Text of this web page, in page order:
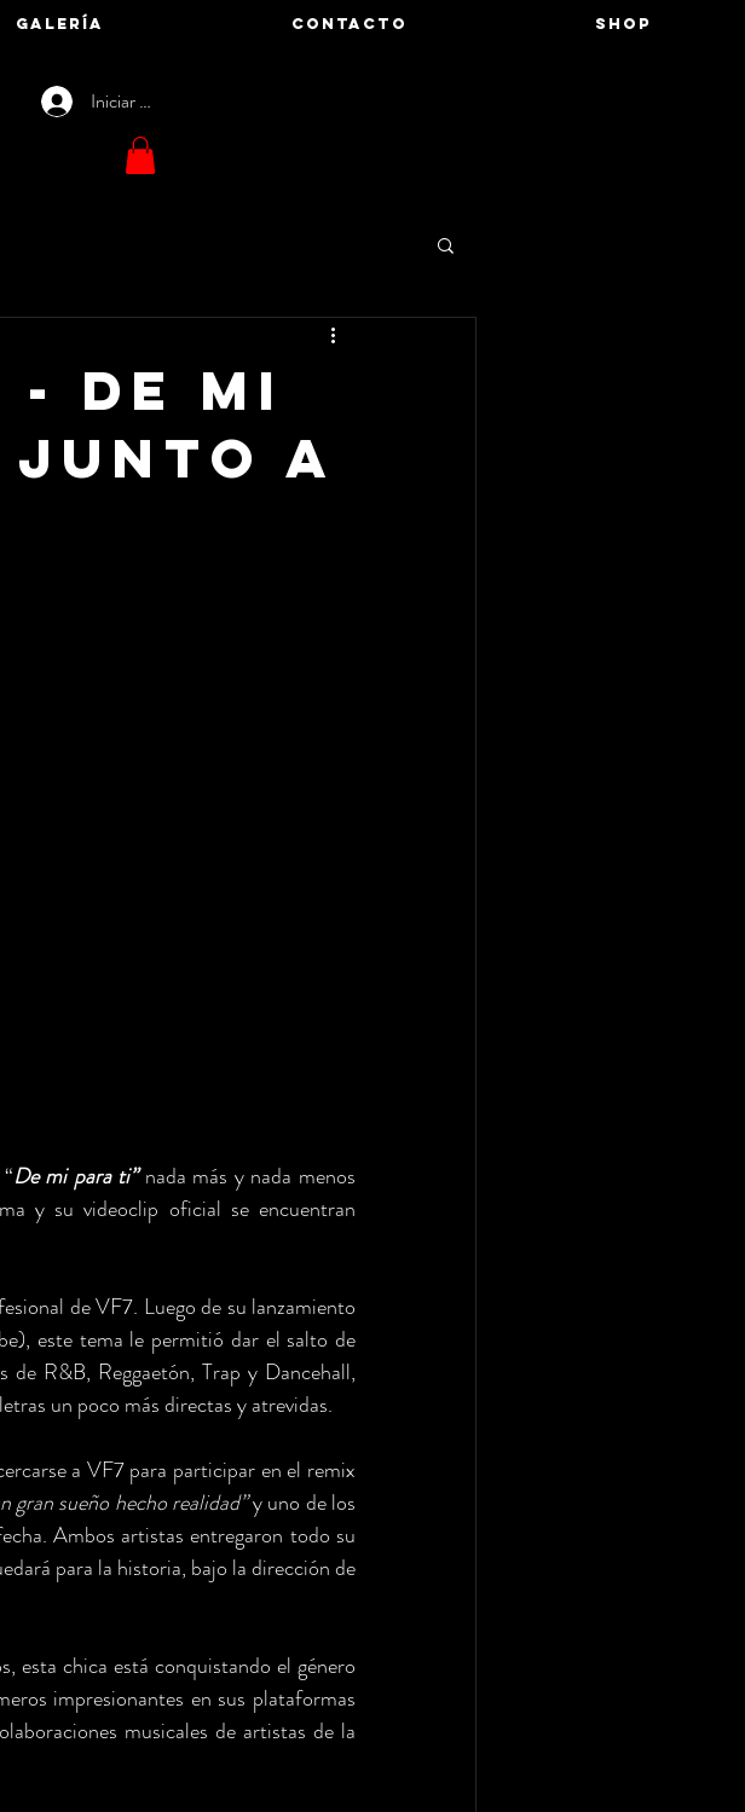
GALERÍA CONTACTO SHOP
Iniciar sesión
- De mi
junto a
De mi para ti” nada más y nada menos
y su videoclip oficial se encuentran
de VF7. Luego de su lanzamiento
este tema le permitió dar el salto de
de R&B, Reggaetón, Trap y Dancehall,
un poco más directas y atrevidas.
a VF7 para participar en el remix
gran sueño hecho realidad” y uno de los
Ambos artistas entregaron todo su
para la historia, bajo la dirección de
esta chica está conquistando el género
impresionantes en sus plataformas
musicales de artistas de la